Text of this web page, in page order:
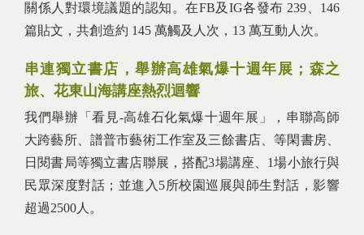
關係人對環境議題的認知。在FB及IG各發布 239、146
篇貼文，共創造約 145 萬觸及人次，13 萬互動人次。
串連獨立書店，舉辦高雄氣爆十週年展；森之
旅、花東山海講座熱烈迴響
我們舉辦「看見-高雄石化氣爆十週年展」，串聯高師
大跨藝所、譜普市藝術工作室及三餘書店、等閑書房、
日閱書局等獨立書店聯展，搭配3場講座、1場小旅行與
民眾深度對話；並進入5所校園巡展與師生對話，影響
超過2500人。